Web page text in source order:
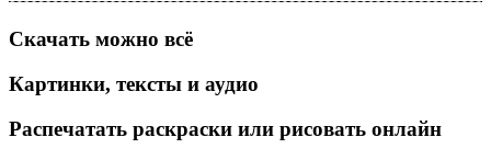
Скачать можно всё
Картинки, тексты и аудио
Распечатать раскраски или рисовать онлайн